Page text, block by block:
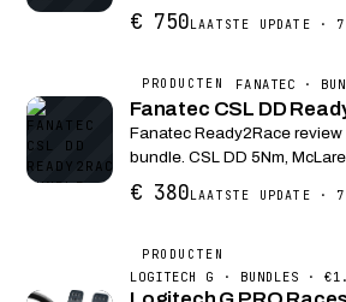
gedetailleerde force
ecosysteem.
€ 750LAATSTE UPDATE ·
PRODUCTEN FANATEC ·
Fanatec CSL DD
Fanatec Ready2Race
bundle. CSL DD 5Nm,
pedalen. PlayStation en PC
met load cell.
€ 380LAATSTE UPDATE ·
PRODUCTEN
LOGITECH G · BUNDLES ·